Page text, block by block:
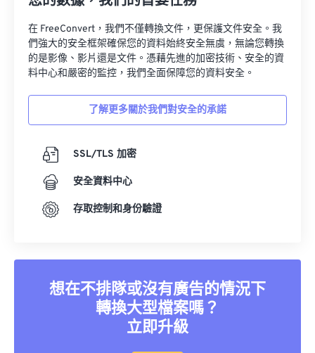
在 FreeConvert，我們不僅轉換文件，更保護文件安全。我
們強大的安全框架確保您的資料始終安全無虞，無論您轉換
的是影像、影片還是文件。憑藉先進的加密技術、安全的資
料中心和嚴密的監控，我們全面保障您的資料安全。
了解更多關於我們對安全的承諾
SSL/TLS 加密
安全資料中心
存取控制和身份驗證
想在不排隊或沒有廣告的情況下
轉換大型檔案嗎？
立即升級